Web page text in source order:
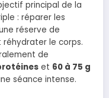
principal de la
: réparer les
réserve de
le corps.
de
et 60 à 75 g
séance intense.